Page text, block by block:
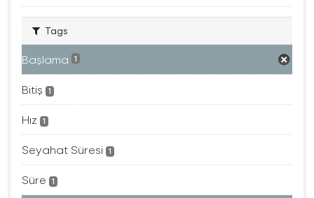
Tags
Başlama 1
Bitiş 1
Hız 1
Seyahat Süresi 1
Süre 1